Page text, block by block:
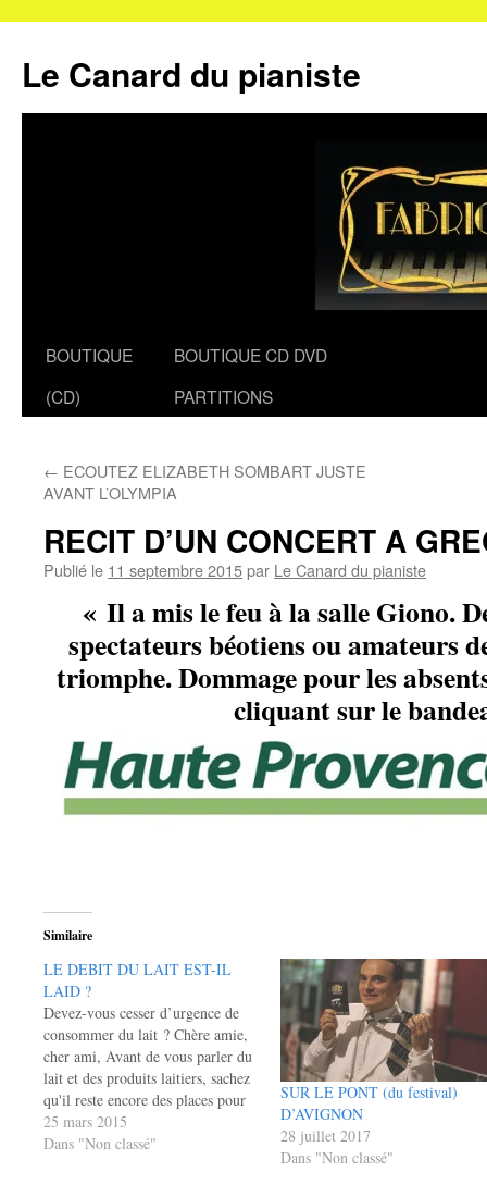
Le Canard du pianiste
Aller
BOUTIQUE
(CD)
BOUTIQUE CD DVD
PARTITIONS
← ECOUTEZ ELIZABETH SOMBART JUSTE
AVANT L’OLYMPIA
RECIT D’UN CONCERT A
Publié le 11 septembre 2015par Le Canard du pianiste
« Il a mis le feu à la salle Giono.
spectateurs béotiens ou amateurs
triomphe. Dommage pour les
cliquant sur le
Similaire
LE DEBIT DU LAIT EST-IL
LAID ?
Devez-vous cesser d’urgence de
consommer du lait ? Chère amie,
cher ami, Avant de vous parler du
lait et des produits laitiers, sachez
qu'il reste encore des places pour
nos deux prochains événements :
La conférence de Luc Bodin le
25 mars 2015
Dans "Non classé"
SUR LE PONT (du festival)
D’AVIGNON
28 juillet 2017
Dans "Non classé"